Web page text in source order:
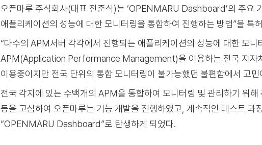
오픈마루 주식회사(대표 전준식)는 ‘OPENMARU Dashboard’의 주요
애플리케이션의 성능에 대한 모니터링을 통합하여 진행하는 방법”을 특
“다수의 APM서버 각각에서 진행되는 애플리케이션의 성능에 대한 모
APM(Application Performance Management)을 이용하는 전국 지자
이용중이지만 전국 단위의 통합 모니터링이 불가능했던 불편함에서 고
전국 각지에 있는 수백개의 APM을 통합하여 모니터링 및 관리하기 위
등을 고심하여 오픈마루는 기능 개발을 진행하였고, 계속적인 테스트 과
“OPENMARU Dashboard”로 탄생하게 되었다.